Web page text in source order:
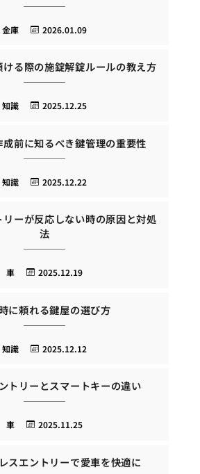
2026.01.09
金庫
る際の施錠解錠ルールの教え方
2025.12.25
知識
前に知るべき鍵管理の重要性
2025.12.22
知識
ーが反応しない時の原因と対処
法
2025.12.19
車
に頼れる鍵屋の選び方
2025.12.12
知識
トリーとスマートキーの違い
2025.11.25
車
スエントリーで愛車を快適に